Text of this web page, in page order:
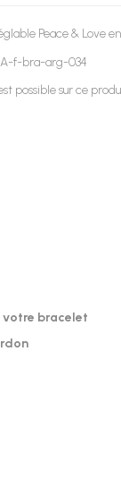
Peace & Love
A-f-bra-arg-034
possible sur ce
votre bracelet